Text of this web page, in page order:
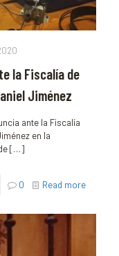
la Fiscalía de
Jiménez
ante la Fiscalía
en la
[…]
0 Read more